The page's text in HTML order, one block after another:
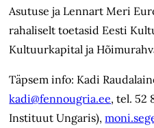
Asutuse ja Lennart Meri
rahaliselt toetasid Eesti
Kultuurkapital ja
Täpsem info: Kadi
kadi@fennougria.ee, tel. 52
Instituut Ungaris),